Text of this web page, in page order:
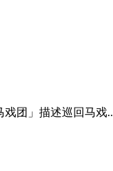
戏团」描述巡回马戏